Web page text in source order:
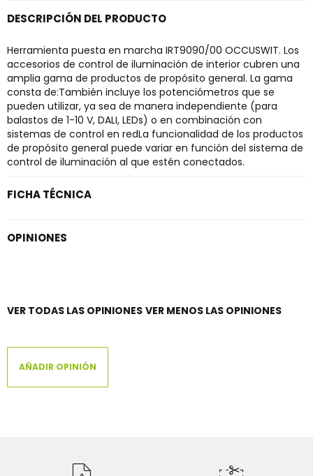
DESCRIPCIÓN DEL PRODUCTO
Herramienta puesta en marcha IRT9090/00 OCCUSWIT. Los
accesorios de control de iluminación de interior cubren una
amplia gama de productos de propósito general. La gama
consta de:También incluye los potenciómetros que se
pueden utilizar, ya sea de manera independiente (para
balastos de 1-10 V, DALI, LEDs) o en combinación con
sistemas de control en redLa funcionalidad de los productos
control de iluminación al que estén conectados.
VER TODAS LAS OPINIONES